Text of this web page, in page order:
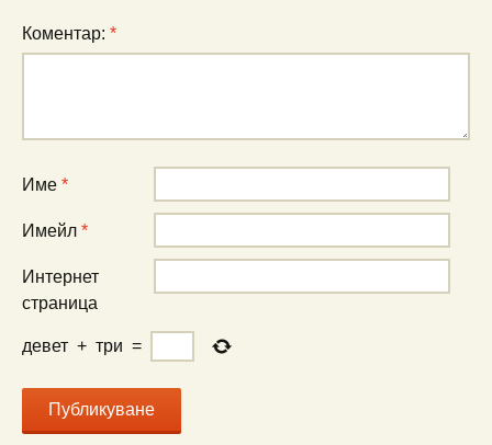
Коментар: *
Име *
Имейл *
Интернет
страница
девет + три =